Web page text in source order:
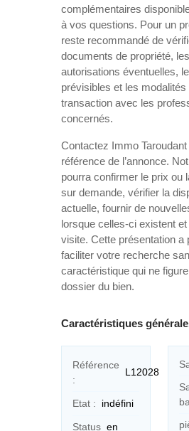
complémentaires
à vos questions. Pour un
reste recommandé de
documents de propriété,
autorisations éventuelles,
prévisibles et les modalités
transaction avec les
concernés.
Contactez Immo
référence de l’annonce.
pourra confirmer le prix ou
sur demande, vérifier la
actuelle, fournir de
lorsque celles-ci existent
visite. Cette présentation a
faciliter votre recherche
caractéristique qui ne
dossier du bien.
Caractéristiques
Référence
:
L12028
Etat : indéfini
Status en